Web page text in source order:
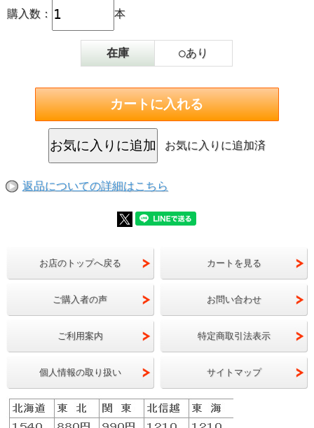
弘前（青森）、福島（須賀川）のスターキ
100%
●1個ずつ手洗い
りんご果汁を使わない場合、この作業が一
その後機械で粉砕してタンクに入ります。
●時間をかけてりんごワインからりんご酢に
りんご酢は途中ここまでワインと同じ作
りんごワインが出来たら、それを発酵して
購入数： 本
在庫 ○あり
お気に入りに追加済
返品についての詳細はこちら
お店のトップへ戻る カートを見る
ご購入者の声 お問い合わせ
ご利用案内 特定商取引法表示
個人情報の取り扱い サイトマップ